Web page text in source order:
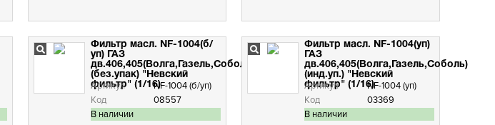
Фильтр масл. NF-1004(б/
уп) ГАЗ
дв.406,405(Волга,Газель,Соболь)
(без.упак) "Невский
фильтр" (1/16)
Артикул
NF-1004 (б/уп)
Код
08557
В наличии
Фильтр масл. NF-1004(уп)
ГАЗ
дв.406,405(Волга,Газель,Соболь)
(инд.уп.) "Невский
фильтр" (1/16)
Артикул
NF-1004 (уп)
Код
03369
В наличии